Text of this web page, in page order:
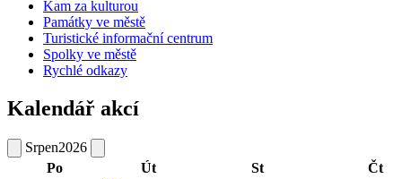
Kam za kulturou
Památky ve městě
Turistické informační centrum
Spolky ve městě
Rychlé odkazy
Kalendář akcí
Srpen2026
Po
Út St Čt